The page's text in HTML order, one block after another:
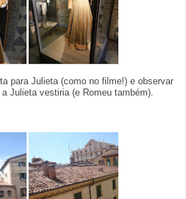
para Julieta (como no filme!) e observar
Julieta vestiria (e Romeu também).